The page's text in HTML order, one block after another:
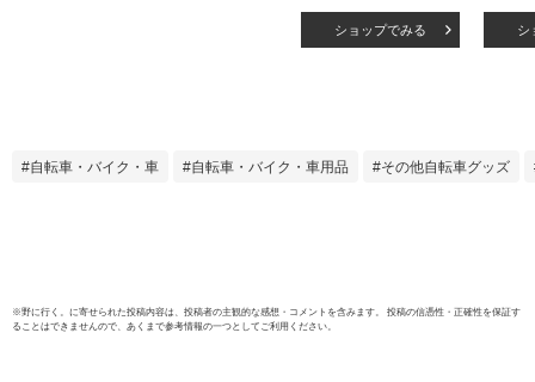
囲 約56～60cm レ
ディース 軽量 おし
sgマーク サイクリ
ショップでみる
ナイ
（
ズ調
シ
自転車・バイク・車 自転車・バイク・車用品 その他自転車グッズ
※野に行く。 に寄せられた投稿内容は、投稿者の主観的な感想・コメントを含みます。 投稿の信憑性・正確性を保証す
ることはできませんので、あくまで参考情報の一つとしてご利用ください。